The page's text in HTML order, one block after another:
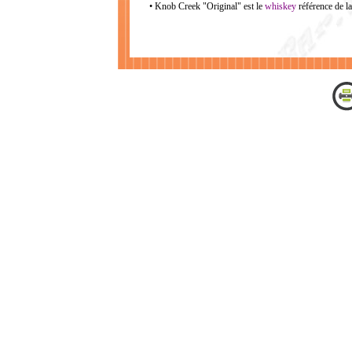
• Knob Creek "Original" est le whiskey référence de